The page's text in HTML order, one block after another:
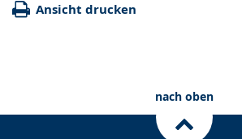
Ansicht drucken
nach oben